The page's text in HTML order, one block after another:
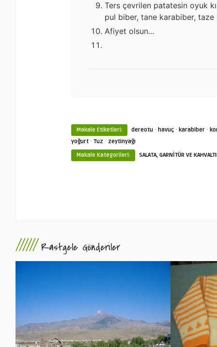
Ters çevrilen patatesin oyuk
pul biber, tane karabiber,
Afiyet olsun...
Makale Etiketleri: dereotu · havuç · karabiber ·
yoğurt · Tuz · zeytinyağı
Makale Kategorileri:
SALATA, GARNİTÜR VE
////// Rastgele Gönderiler